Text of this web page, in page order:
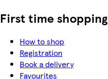
First time shopping
How to shop
Registration
Book a delivery
Favourites